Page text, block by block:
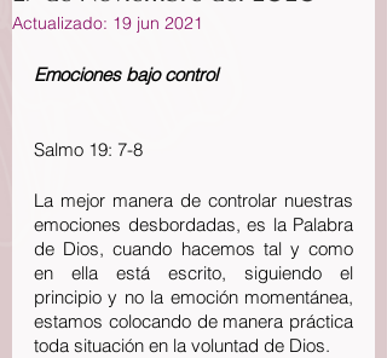
Actualizado: 19 jun 2021
Emociones bajo control
Salmo 19: 7-8
La mejor manera de controlar nuestras
emociones desbordadas, es la Palabra
de Dios, cuando hacemos tal y como
en ella está escrito, siguiendo el
principio y no la emoción momentánea,
estamos colocando de manera práctica
toda situación en la voluntad de Dios.